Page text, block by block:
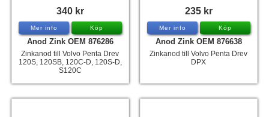
340 kr
Mer info Köp
Anod Zink OEM 876286
Zinkanod till Volvo Penta Drev
120S, 120SB, 120C-D, 120S-D,
S120C
235 kr
Mer info Köp
Anod Zink OEM 876638
Zinkanod till Volvo Penta Drev
DPX